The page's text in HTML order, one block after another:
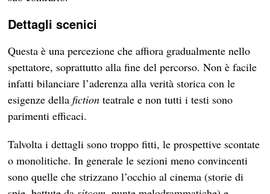
Dettagli scenici
Questa è una percezione che affiora gradualmente nello
spettatore, soprattutto alla fine del percorso. Non è facile
infatti bilanciare l’aderenza alla verità storica con le
esigenze della fiction teatrale e non tutti i testi sono
parimenti efficaci.
Talvolta i dettagli sono troppo fitti, le prospettive scontate
o monolitiche. In generale le sezioni meno convincenti
sono quelle che strizzano l’occhio al cinema (storie di